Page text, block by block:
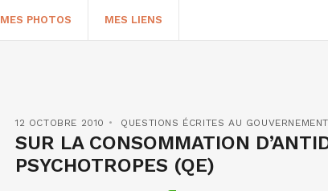
MES PHOTOS MES LIENS
12 OCTOBRE 2010 QUESTIONS ÉCRITES AU GOUVERNEMENT
SUR LA CONSOMMATION
PSYCHOTROPES (QE)